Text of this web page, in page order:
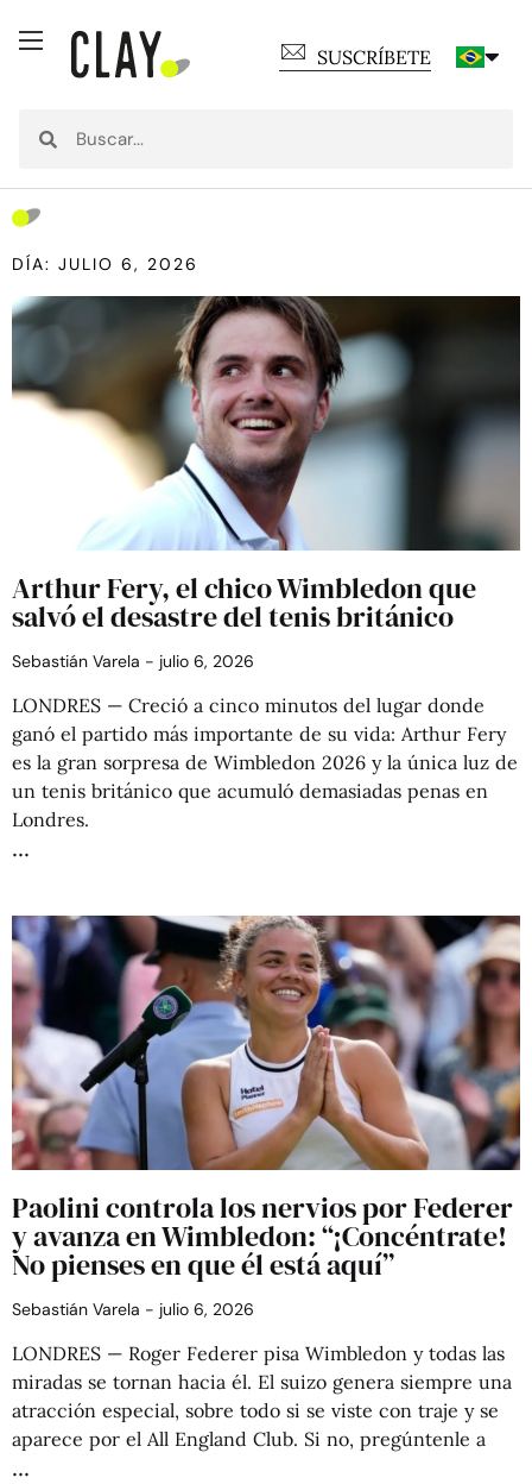
SUSCRÍBETE
DÍA: JULIO 6, 2026
Arthur Fery, el chico Wimbledon que
salvó el desastre del tenis británico
Sebastián Varela julio 6, 2026
LONDRES — Creció a cinco minutos del lugar donde
ganó el partido más importante de su vida: Arthur Fery
es la gran sorpresa de Wimbledon 2026 y la única luz de
un tenis británico que acumuló demasiadas penas en
Londres.
Paolini controla los nervios por Federer
y avanza en Wimbledon: “¡Concéntrate!
No pienses en que él está aquí”
Sebastián Varela julio 6, 2026
LONDRES — Roger Federer pisa Wimbledon y todas las
miradas se tornan hacia él. El suizo genera siempre una
atracción especial, sobre todo si se viste con traje y se
aparece por el All England Club. Si no, pregúntenle a